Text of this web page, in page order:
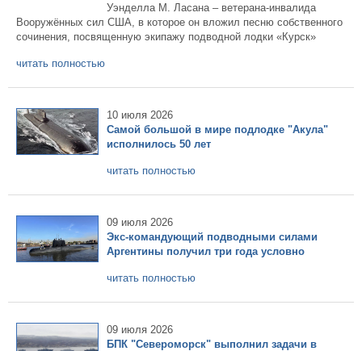
Уэнделла М. Ласана – ветерана-инвалида
Вооружённых сил США, в которое он вложил песню собственного
сочинения, посвященную экипажу подводной лодки «Курск»
читать полностью
10 июля 2026
Самой большой в мире подлодке "Акула"
исполнилось 50 лет
читать полностью
09 июля 2026
Экс-командующий подводными силами
Аргентины получил три года условно
читать полностью
09 июля 2026
БПК "Североморск" выполнил задачи в